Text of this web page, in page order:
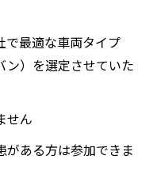
で最適な車両タイプ
ン）を選定させていた
せん
がある方は参加できま